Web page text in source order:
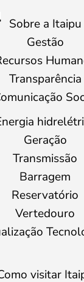
Sobre a Itaipu
Gestão
Transparência
Geração
Transmissão
Barragem
Reservatório
Vertedouro
visitar